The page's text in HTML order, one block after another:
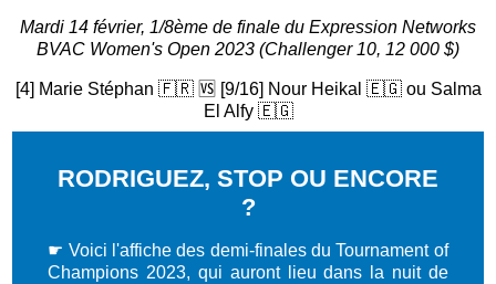
Mardi 14 février, 1/8ème de finale du Expression Networks
BVAC Women's Open 2023 (Challenger 10, 12 000 $)
[4] Marie Stéphan 🇫🇷 🆚 [9/16] Nour Heikal 🇪🇬 ou Salma
El Alfy 🇪🇬
RODRIGUEZ, STOP OU ENCORE
?
☛ Voici l'affiche des demi-finales du Tournament of
Champions 2023, qui auront lieu dans la nuit de